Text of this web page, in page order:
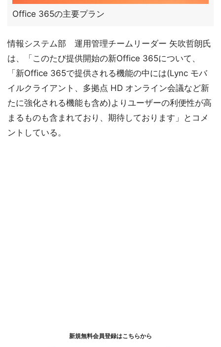
Office 365の主要プラン
情報システム部 運用管理チームリーダー 矢吹哲朗氏
は、「このたび提供開始の新Office 365について、
「新Office 365で提供される機能の中には(Lync モバ
イルクライアント、多拠点 HD オンライン会議など新
たに強化される機能も含め)よりユーザーの利便性が高
まるものも含まれており、期待しております」とコメ
ントしている。
新規無料会員登録はこちらから